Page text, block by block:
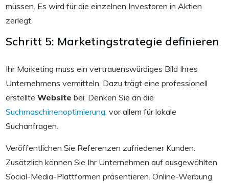
müssen. Es wird für die einzelnen Investoren in Aktien
zerlegt.
Schritt 5: Marketingstrategie definieren
Ihr Marketing muss ein vertrauenswürdiges Bild Ihres
Unternehmens vermitteln. Dazu trägt eine professionell
erstellte Website bei. Denken Sie an die
Suchmaschinenoptimierung , vor allem für lokale
Suchanfragen.
Veröffentlichen Sie Referenzen zufriedener Kunden.
Zusätzlich können Sie Ihr Unternehmen auf ausgewählten
Social-Media-Plattformen präsentieren. Online-Werbung